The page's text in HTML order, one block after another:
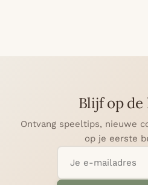
Blijf op de
Ontvang speeltips, nieuwe
op je eerste